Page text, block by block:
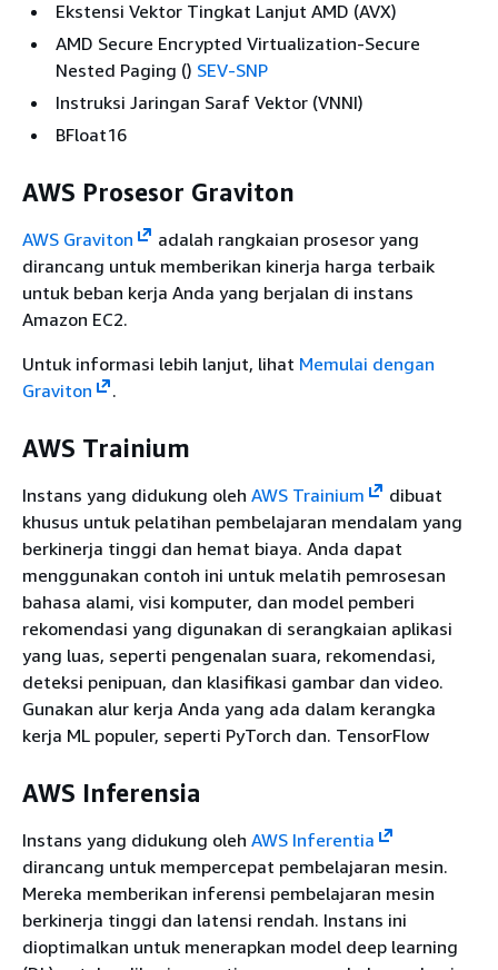
Ekstensi Vektor Tingkat Lanjut AMD (AVX)
AMD Secure Encrypted Virtualization-Secure
Nested Paging () SEV-SNP
Instruksi Jaringan Saraf Vektor (VNNI)
BFloat16
AWS Prosesor Graviton
AWS Graviton
adalah rangkaian prosesor yang
dirancang untuk memberikan kinerja harga terbaik
untuk beban kerja Anda yang berjalan di instans
Amazon EC2.
Untuk informasi lebih lanjut, lihat Memulai dengan
Graviton
.
AWS Trainium
Instans yang didukung oleh AWS Trainium
dibuat
khusus untuk pelatihan pembelajaran mendalam yang
berkinerja tinggi dan hemat biaya. Anda dapat
menggunakan contoh ini untuk melatih pemrosesan
bahasa alami, visi komputer, dan model pemberi
rekomendasi yang digunakan di serangkaian aplikasi
yang luas, seperti pengenalan suara, rekomendasi,
deteksi penipuan, dan klasifikasi gambar dan video.
Gunakan alur kerja Anda yang ada dalam kerangka
kerja ML populer, seperti PyTorch dan. TensorFlow
AWS Inferensia
Instans yang didukung oleh AWS Inferentia
dirancang untuk mempercepat pembelajaran mesin.
Mereka memberikan inferensi pembelajaran mesin
berkinerja tinggi dan latensi rendah. Instans ini
dioptimalkan untuk menerapkan model deep learning